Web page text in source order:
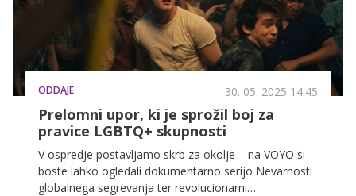
ODDAJE 30. 05. 2025 14.45
Prelomni upor, ki je sprožil boj za
pravice LGBTQ+ skupnosti
V ospredje postavljamo skrb za okolje – na VOYO si
boste lahko ogledali dokumentarno serijo Nevarnosti
globalnega segrevanja ter revolucionarni